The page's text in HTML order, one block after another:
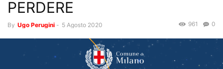
PERDERE
By Ugo Perugini - 5 Agosto 2020 0
961